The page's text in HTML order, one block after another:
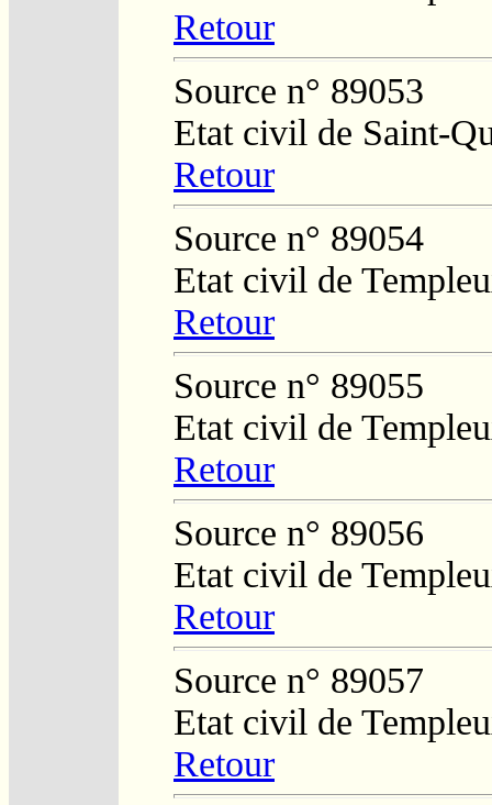
Retour
Source n° 89053
Etat civil de Saint-
Retour
Source n° 89054
Etat civil de
Retour
Source n° 89055
Etat civil de
Retour
Source n° 89056
Etat civil de
Retour
Source n° 89057
Etat civil de
Retour